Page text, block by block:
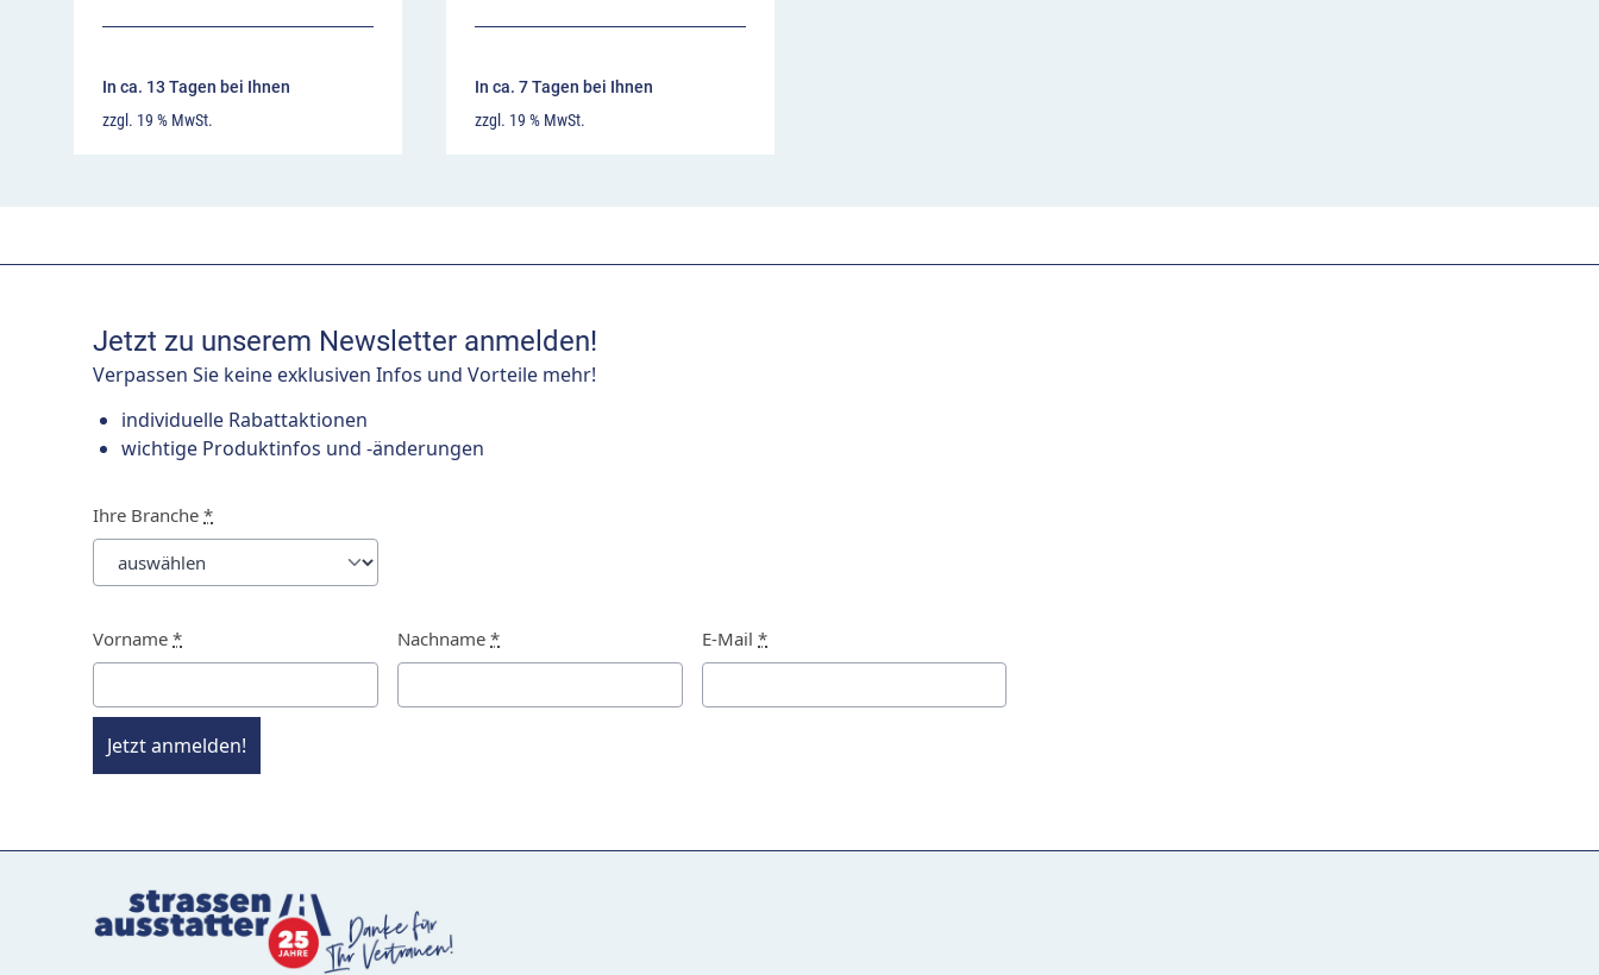
In ca. 13 Tagen bei Ihnen
zzgl. 19 % MwSt.
In ca. 7 Tagen bei Ihnen
zzgl. 19 % MwSt.
Jetzt zu unserem Newsletter anmelden!
Verpassen Sie keine exklusiven Infos und Vorteile mehr!
individuelle Rabattaktionen
wichtige Produktinfos und -änderungen
Ihre Branche *
Vorname * Nachname * E-Mail *
Jetzt anmelden!